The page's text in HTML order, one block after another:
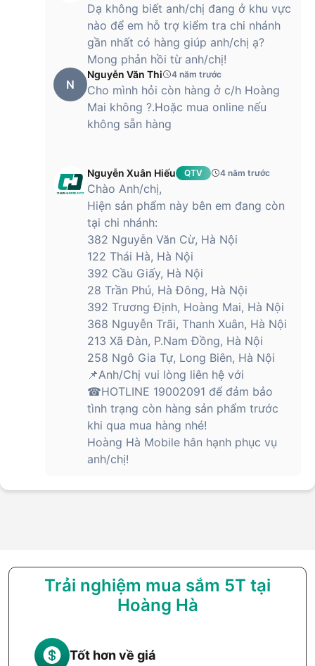
Dạ không biết anh/chị đang ở khu vực
nào để em hỗ trợ kiểm tra chi nhánh
gần nhất có hàng giúp anh/chị ạ?
Mong phản hồi từ anh/chị!
N
Nguyễn Văn Thi 4 năm trước
Cho mình hỏi còn hàng ở c/h Hoàng
Mai không ?.Hoặc mua online nếu
không sẵn hàng
Nguyễn Xuân Hiếu QTV 4 năm trước
Chào Anh/chị,
Hiện sản phẩm này bên em đang còn
tại chi nhánh:
382 Nguyễn Văn Cừ, Hà Nội
122 Thái Hà, Hà Nội
392 Cầu Giấy, Hà Nội
28 Trần Phú, Hà Đông, Hà Nội
392 Trương Định, Hoàng Mai, Hà Nội
368 Nguyễn Trãi, Thanh Xuân, Hà Nội
213 Xã Đàn, P.Nam Đồng, Hà Nội
258 Ngô Gia Tự, Long Biên, Hà Nội
📌Anh/Chị vui lòng liên hệ với
☎HOTLINE 19002091 để đảm bảo
tình trạng còn hàng sản phẩm trước
khi qua mua hàng nhé!
Hoàng Hà Mobile hân hạnh phục vụ
anh/chị!
Trải nghiệm mua sắm 5T tại
Hoàng Hà
Tốt hơn về giá